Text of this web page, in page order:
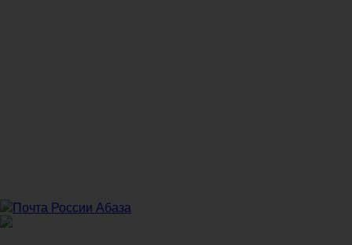
Почта России Абаза